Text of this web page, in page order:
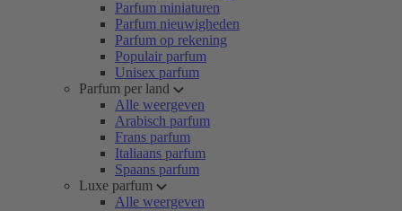
Parfum miniaturen
Parfum nieuwigheden
Parfum op rekening
Populair parfum
Unisex parfum
Parfum per land
Alle weergeven
Arabisch parfum
Frans parfum
Italiaans parfum
Spaans parfum
Luxe parfum
Alle weergeven